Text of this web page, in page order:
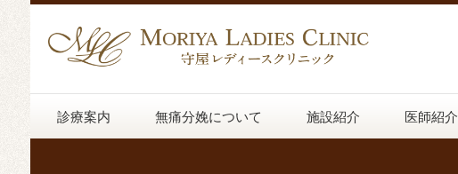
診療案内 無痛分娩について 施設紹介 医師紹介